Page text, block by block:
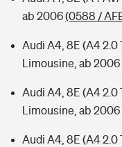
ab 2006(0588 /
Audi A4, 8E (A4 2.0
Limousine, ab 2006
Audi A4, 8E (A4 2.0
Limousine, ab 2006
Audi A4, 8E (A4 2.0